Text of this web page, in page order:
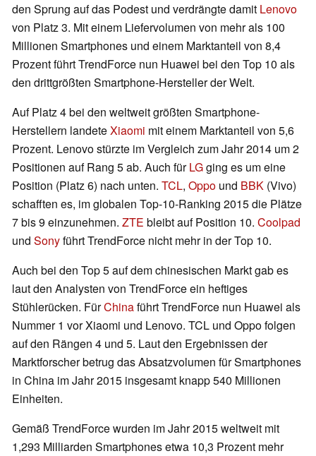
den Sprung auf das Podest und verdrängte damit Lenovo
von Platz 3. Mit einem Liefervolumen von mehr als 100
Millionen Smartphones und einem Marktanteil von 8,4
Prozent führt TrendForce nun Huawei bei den Top 10 als
den drittgrößten Smartphone-Hersteller der Welt.
Auf Platz 4 bei den weltweit größten Smartphone-
Herstellern landeteXiaomi mit einem Marktanteil von 5,6
Prozent. Lenovo stürzte im Vergleich zum Jahr 2014 um 2
Positionen auf Rang 5 ab. Auch fürLGging es um eine
Position (Platz 6) nach unten. TCL, Oppo und BBK (Vivo)
schafften es, im globalen Top-10-Ranking 2015 die Plätze
7 bis 9 einzunehmen. ZTE bleibt auf Position 10. Coolpad
und Sonyführt TrendForce nicht mehr in der Top 10.
Auch bei den Top 5 auf dem chinesischen Markt gab es
laut den Analysten von TrendForce ein heftiges
Stühlerücken. FürChinaführt TrendForce nun Huawei als
Nummer 1 vor Xiaomi und Lenovo. TCL und Oppo folgen
auf den Rängen 4 und 5. Laut den Ergebnissen der
Marktforscher betrug das Absatzvolumen für Smartphones
in China im Jahr 2015 insgesamt knapp 540 Millionen
Einheiten.
Gemäß TrendForce wurden im Jahr 2015 weltweit mit
1,293 Milliarden Smartphones etwa 10,3 Prozent mehr